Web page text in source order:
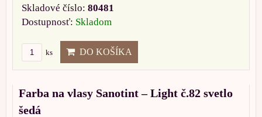
Skladové číslo: 80481
Dostupnosť: Skladom
ks DO KOŠÍKA
Farba na vlasy Sanotint – Light č.82 svetlo
šedá